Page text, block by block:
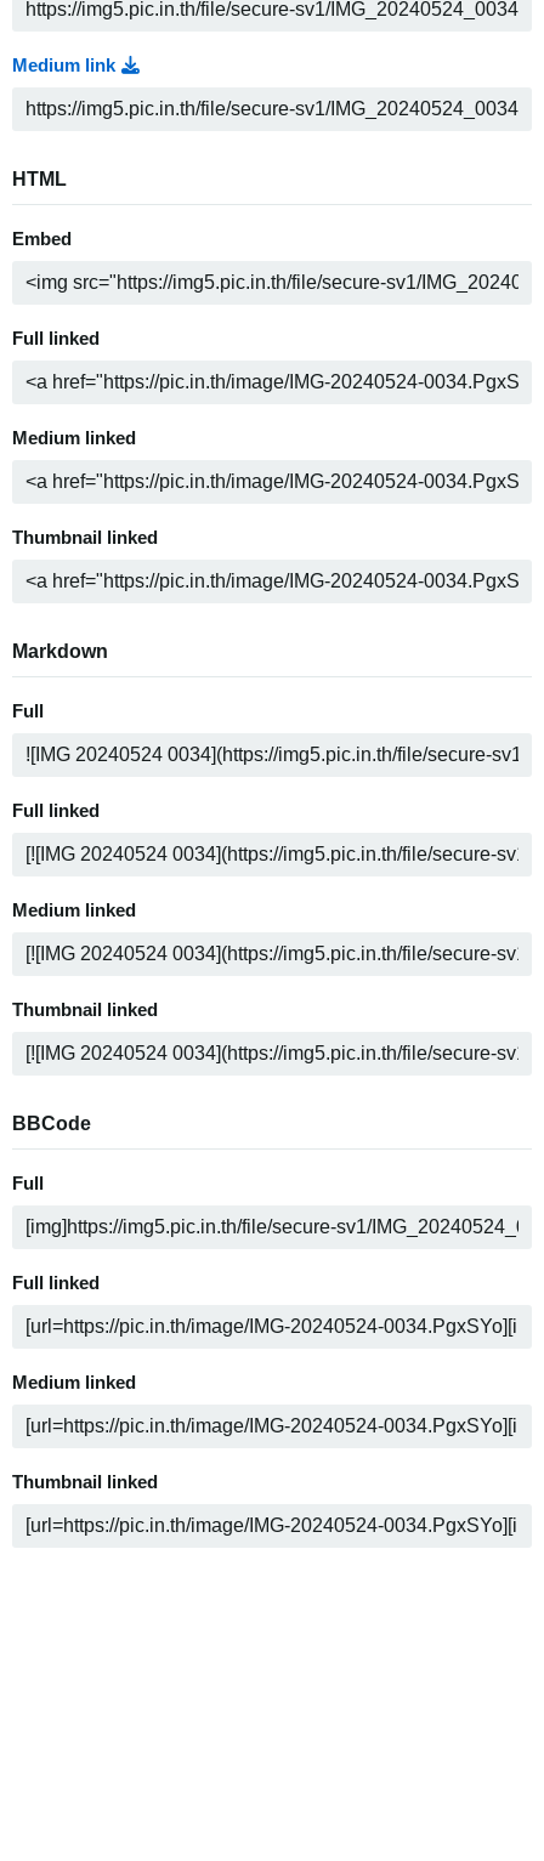
Medium link
HTML
Embed
Full linked
Medium linked
Thumbnail linked
Markdown
Full
Full linked
Medium linked
Thumbnail linked
BBCode
Full
Full linked
Medium linked
Thumbnail linked